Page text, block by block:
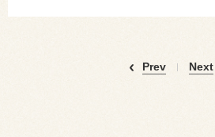
Prev Next